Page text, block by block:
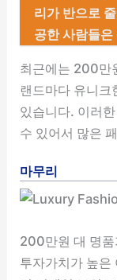
리가 반으로
공한 사람들
최근에는 200만
랜드마다 유니크
있습니다. 이러
수 있어서 많은
마무리
200만원 대 명품
투자가치가 높은